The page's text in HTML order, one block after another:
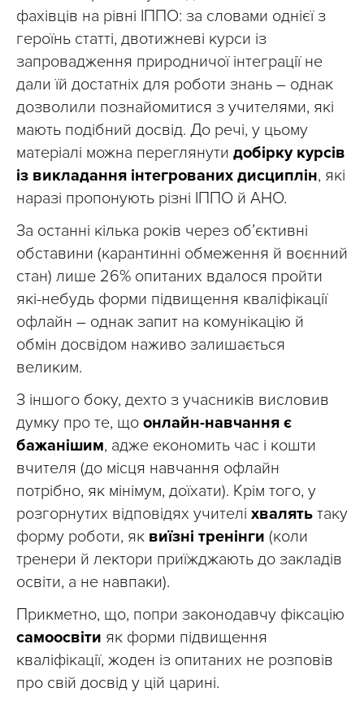
фахівців на рівні ІППО: за словами однієї з
героїнь статті, двотижневі курси із
запровадження природничої інтеграції не
дали їй достатніх для роботи знань – однак
дозволили познайомитися з учителями, які
мають подібний досвід. До речі, у цьому
матеріалі можна переглянути добірку курсів
із викладання інтегрованих дисциплін, які
наразі пропонують різні ІППО й АНО.
За останні кілька років через об’єктивні
обставини (карантинні обмеження й воєнний
стан) лише 26% опитаних вдалося пройти
які-небудь форми підвищення кваліфікації
офлайн – однак запит на комунікацію й
обмін досвідом наживо залишається
великим.
З іншого боку, дехто з учасників висловив
думку про те, що онлайн-навчання є
бажанішим, адже економить час і кошти
вчителя (до місця навчання офлайн
потрібно, як мінімум, доїхати). Крім того, у
розгорнутих відповідях учителі хвалять таку
форму роботи, як виїзні тренінги (коли
тренери й лектори приїжджають до закладів
освіти, а не навпаки).
Прикметно, що, попри законодавчу фіксацію
самоосвіти як форми підвищення
кваліфікації, жоден із опитаних не розповів
про свій досвід у цій царині.